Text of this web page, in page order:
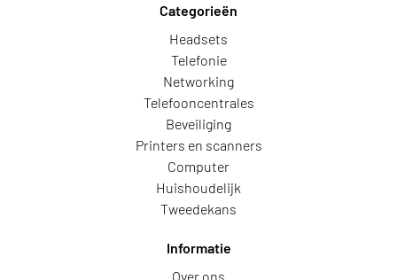
Categorieën
Headsets
Telefonie
Networking
Telefooncentrales
Beveiliging
Printers en scanners
Computer
Huishoudelijk
Tweedekans
Informatie
Over ons